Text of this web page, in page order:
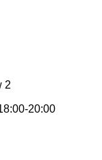
2
20:00